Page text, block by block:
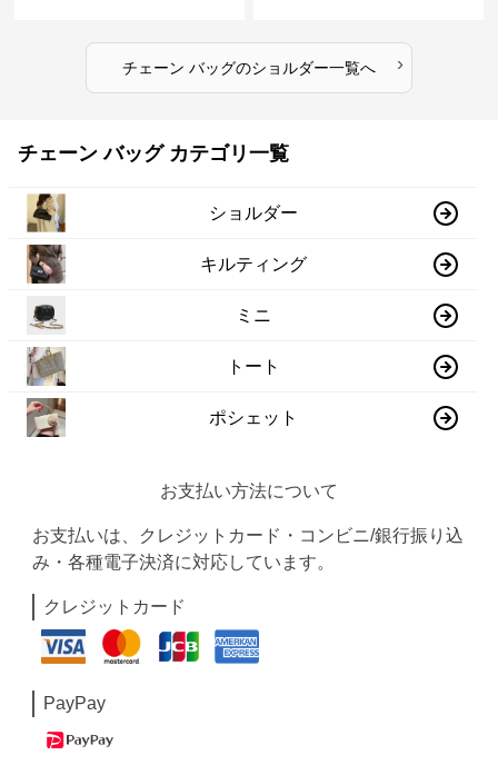
チェーン バッグのショルダー一覧へ ›
チェーン バッグ カテゴリ一覧
ショルダー
キルティング
ミニ
トート
ポシェット
お支払い方法について
お支払いは、クレジットカード・コンビニ/銀行振り込
み・各種電子決済に対応しています。
クレジットカード
PayPay